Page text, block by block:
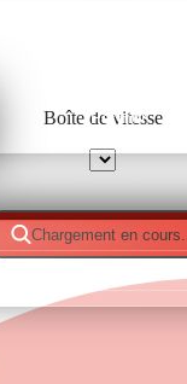
Fermer
Boîte de vitesse
Chargement en cours...